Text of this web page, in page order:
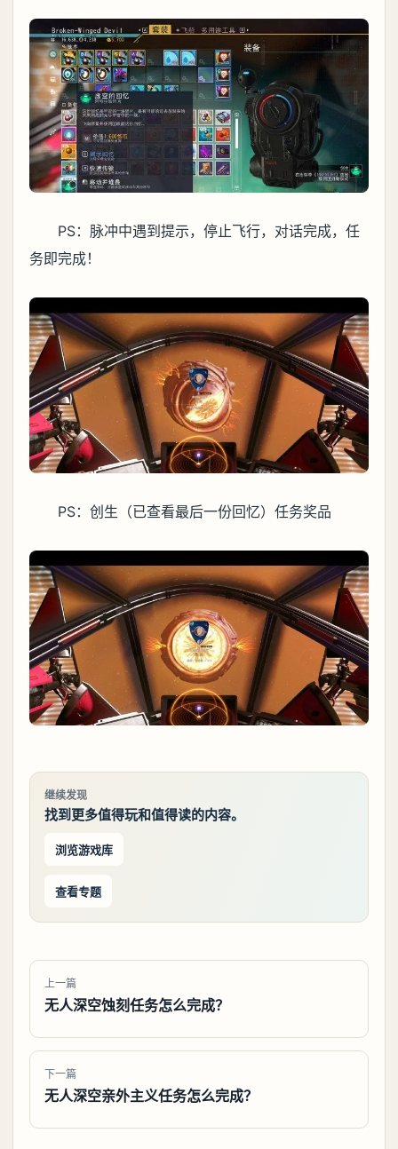
PS：脉冲中遇到提示，停止飞行，对话完成，任
务即完成！
PS：创生（已查看最后一份回忆）任务奖品
继续发现
找到更多值得玩和值得读的内容。
浏览游戏库
查看专题
上一篇
无人深空蚀刻任务怎么完成？
下一篇
无人深空亲外主义任务怎么完成？